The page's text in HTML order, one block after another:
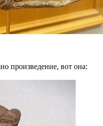
произведение, вот она: